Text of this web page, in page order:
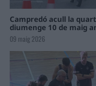
Campredó acull la
diumenge 10 de maig
09 maig 2026